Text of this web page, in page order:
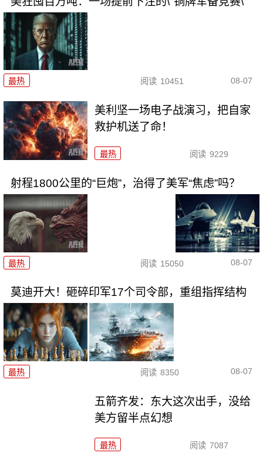
最热 阅读 10451 08-07
美利坚一场电子战演习，把自家
救护机送了命！
最热 阅读 9229
射程1800公里的“巨炮”，治得了美军“焦虑”吗？
最热 阅读 15050 08-07
莫迪开大！砸碎印军17个司令部，重组指挥结构
最热 阅读 8350 08-07
五箭齐发：东大这次出手，没给
美方留半点幻想
最热 阅读 7087